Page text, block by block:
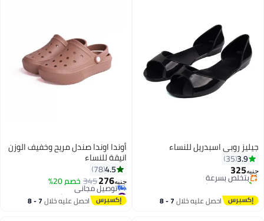
4
جيليز روبي اسبدريل للنساء
3.9
35
جنيه325
#4 في صنادل مسطحة
توصيل مجاني
بتخلّص بسرعة
تم بيع +10 مؤخرًا
احصل عليه خلال 7 - 8
2
أوندا اوندا صندل مريح وخفيف الوزن
انيقة للنساء
4.5
78
جنيه276
345 خصم 20%
#5 في صنادل نسائية كاجوال
أقل سعر في 30 يوم
توصيل مجاني
احصل عليه خلال 7 - 8